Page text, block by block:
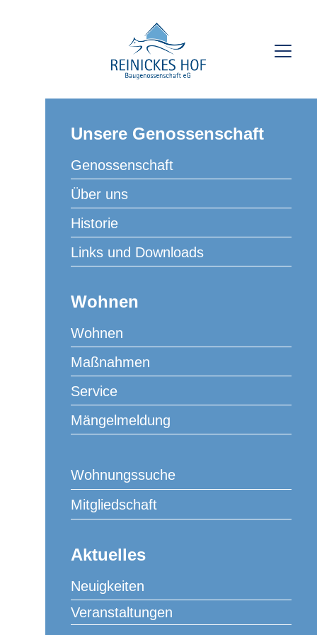
Unsere Genossenschaft
Genossenschaft
Über uns
Historie
Links und Downloads
Wohnen
Wohnen
Maßnahmen
Service
Mängelmeldung
Wohnungssuche
Mitgliedschaft
Aktuelles
Neuigkeiten
Veranstaltungen
Copyright © 2024 Reinickes Hof – All rights Reserved.
Datenschutz Impressum